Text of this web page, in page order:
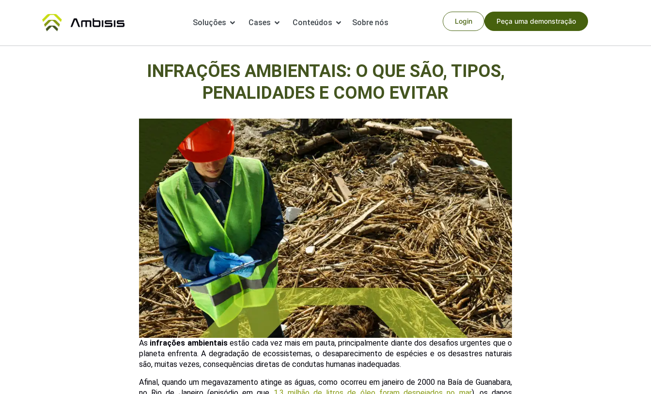
Soluções Cases Conteúdos Sobre nós Login Peça uma demonstração
INFRAÇÕES AMBIENTAIS: O QUE SÃO, TIPOS,
PENALIDADES E COMO EVITAR
As infrações ambientais estão cada vez mais em pauta, principalmente diante dos desafios urgentes que o
planeta enfrenta. A degradação de ecossistemas, o desaparecimento de espécies e os desastres naturais
são, muitas vezes, consequências diretas de condutas humanas inadequadas.
Afinal, quando um megavazamento atinge as águas, como ocorreu em janeiro de 2000 na Baía de Guanabara,